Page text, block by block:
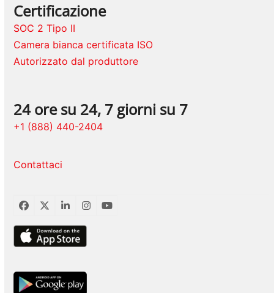
Certificazione
SOC 2 Tipo II
Camera bianca certificata ISO
Autorizzato dal produttore
24 ore su 24, 7 giorni su 7
+1 (888) 440-2404
Contattaci
Facebook
TwitterLinkedInInstagram
YouTube